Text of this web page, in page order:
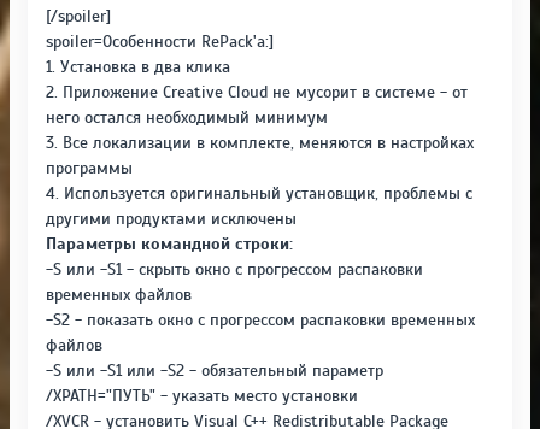
[/spoiler]
spoiler=Особенности RePack'a:]
1. Установка в два клика
2. Приложение Creative Cloud не мусорит в системе - от
него остался необходимый минимум
3. Все локализации в комплекте, меняются в настройках
программы
4. Используется оригинальный установщик, проблемы с
другими продуктами исключены
Параметры командной строки:
-S или -S1 - скрыть окно с прогрессом распаковки
временных файлов
-S2 - показать окно с прогрессом распаковки временных
файлов
-S или -S1 или -S2 - обязательный параметр
/XPATH="ПУТЬ" - указать место установки
/XVCR - установить Visual C++ Redistributable Package